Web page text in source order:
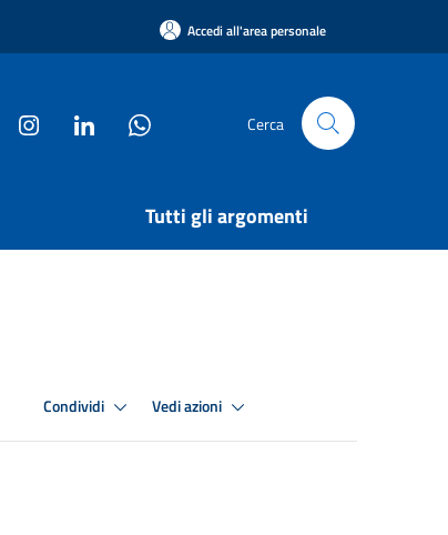
Accedi all'area personale
Cerca
Tutti gli argomenti
Condividi Vedi azioni